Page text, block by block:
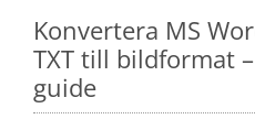
Konvertera MS
TXT till bildformat
guide